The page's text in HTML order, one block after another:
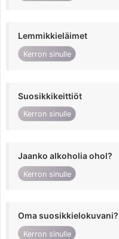
Lemmikkieläimet
Kerron sinulle
Suosikkikeittiöt
Kerron sinulle
Jaanko alkoholia ohol?
Kerron sinulle
Oma suosikkielokuvani?
Kerron sinulle